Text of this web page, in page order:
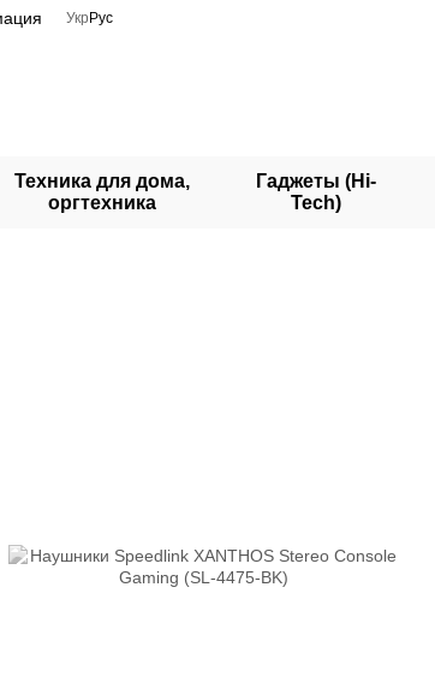
Укр Рус
Техника для дома,
оргтехника
Гаджеты (Hi-
Tech)